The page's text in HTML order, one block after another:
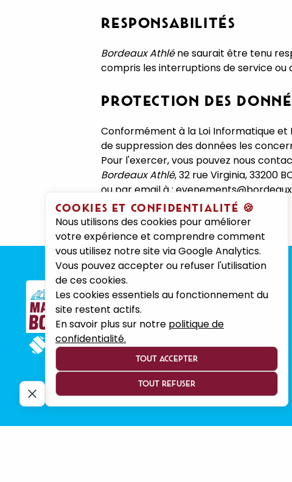
RESPONSABILITÉS
Bordeaux Athléne saurait être tenu
compris les interruptions de service
PROTECTION DES
Conformément à la Loi Informatique et
de suppression des données les
Pour l'exercer, vous pouvez nous
Bordeaux Athlé, 32 rue Virginia, 33200
ou par email à :
S'INSCRIRE
SEMI
MARATHON
COOKIES ET CONFIDENTIALITÉ 🍪
Nous utilisons des cookies pour améliorer
votre expérience et comprendre comment
vous utilisez notre site via Google Analytics.
Vous pouvez accepter ou refuser l'utilisation
de ces cookies.
Les cookies essentiels au fonctionnement du
site restent actifs.
En savoir plus sur notre politique de
confidentialité.
TOUT ACCEPTER
TOUT REFUSER